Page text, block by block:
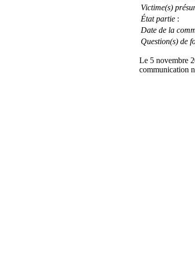
Victime(s)
État partie :
Date de la
Question(s) de
Le 5 novembre
communication